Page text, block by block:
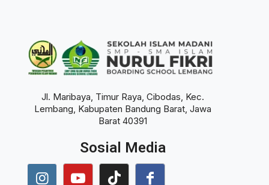
Jl. Maribaya, Timur Raya, Cibodas, Kec.
Lembang, Kabupaten Bandung Barat, Jawa
Barat 40391
Sosial Media